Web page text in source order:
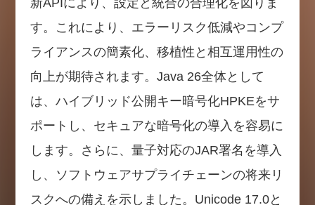
す。これにより、エラーリスク低減やコンプ
ライアンスの簡素化、移植性と相互運用性の
向上が期待されます。Java 26全体として
は、ハイブリッド公開キー暗号化HPKEをサ
ポートし、セキュアな暗号化の導入を容易に
します。さらに、量子対応のJAR署名を導入
し、ソフトウェアサプライチェーンの将来リ
スクへの備えを示しました。Unicode 17.0と